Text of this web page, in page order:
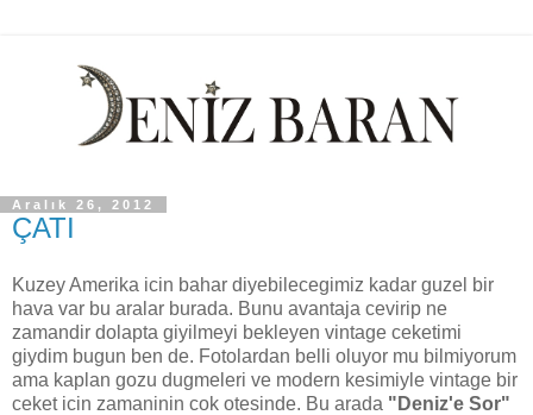
Aralık 26, 2012
ÇATI
Kuzey Amerika icin bahar diyebilecegimiz kadar guzel bir
hava var bu aralar burada. Bunu avantaja cevirip ne
zamandir dolapta giyilmeyi bekleyen vintage ceketimi
giydim bugun ben de. Fotolardan belli oluyor mu bilmiyorum
ama kaplan gozu dugmeleri ve modern kesimiyle vintage bir
ceket icin zamaninin cok otesinde. Bu arada "Deniz'e Sor"